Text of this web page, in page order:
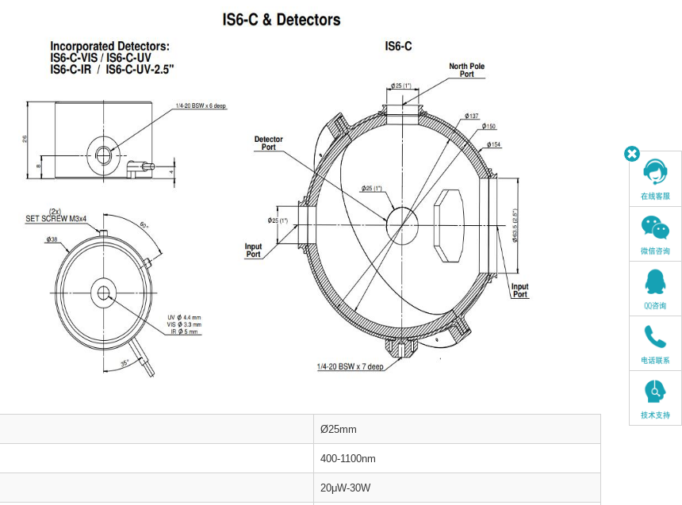
Ø25mm
400-1100nm
20μW-30W